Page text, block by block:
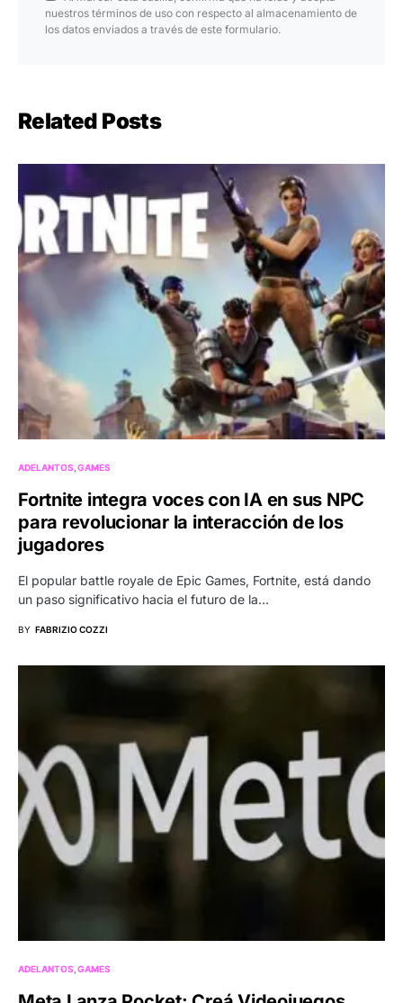
nuestros términos de uso con respecto al almacenamiento de
los datos enviados a través de este formulario.
Related Posts
ADELANTOS GAMES
Fortnite integra voces con IA en sus NPC
para revolucionar la interacción de los
jugadores
El popular battle royale de Epic Games, Fortnite, está dando
un paso significativo hacia el futuro de la…
BY FABRIZIO COZZI
ADELANTOS GAMES